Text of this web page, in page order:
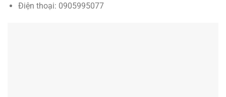
Điện thoại: 0905995077